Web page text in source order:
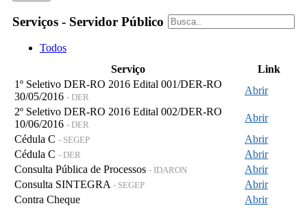
Serviços - Servidor Público
Todos
Serviço
Link
1º Seletivo DER-RO 2016 Edital 001/DER-RO
30/05/2016 - DER
Abrir
2º Seletivo DER-RO 2016 Edital 002/DER-RO
10/06/2016 - DER
Abrir
Cédula C - SEGEP
Abrir
Cédula C - DER
Abrir
Consulta Pública de Processos - IDARON
Abrir
Consulta SINTEGRA - SEGEP
Abrir
Contra Cheque
Abrir